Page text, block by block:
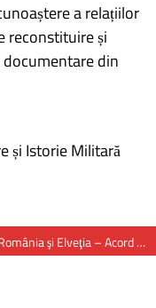
a relațiilor
reconstituire și
din
și Istorie Militară
România şi Elveţia – Acord de parteneriat pentru creşterea capacităţii de răspuns la dezastre